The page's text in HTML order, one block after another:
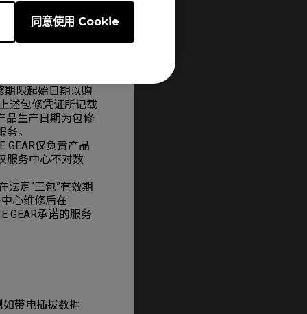
同意使用 Cookie
期限起始日期以购
述包修凭证所记载
品生产日期为包修
。
GEAR仅负责产品
服务中心不对数
法定“三包”有效期
中心维修后在
GEAR承诺的服务
带电插拔数据